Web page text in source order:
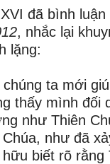
đã bình
, nhắc lại
lặng:
ta mới
thấy mình đối
như Thiên
như đã
biết rõ rằng